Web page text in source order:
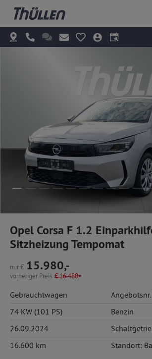
Opel Corsa F 1.2
Sitzheizung Tempomat
nur€ 15.980,-
vorheriger Preis €16.480,-
Gebrauchtwagen
74 KW (101 PS)
Benzin
26.09.2024
16.600 km
Standort: